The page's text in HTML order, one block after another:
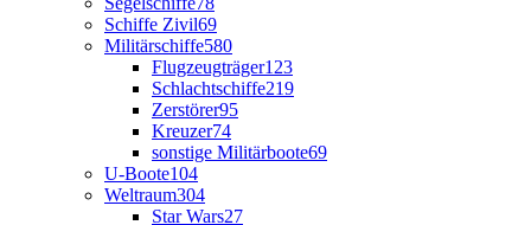
Schiffe Zivil69
Militärschiffe580
Flugzeugträger123
Schlachtschiffe219
Zerstörer95
Kreuzer74
sonstige Militärboote69
U-Boote104
Weltraum304
Star Wars27